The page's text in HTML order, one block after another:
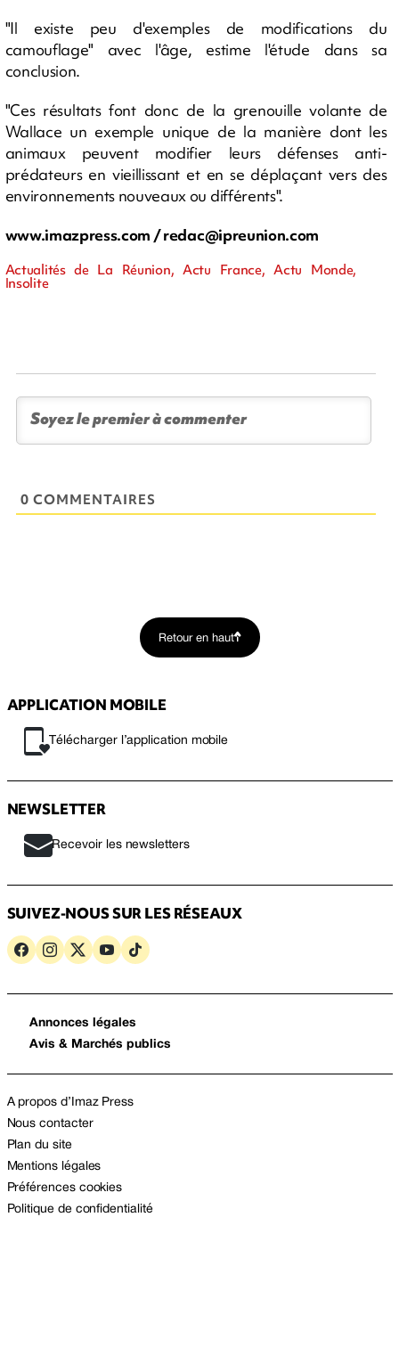
"Il existe peu d'exemples de modifications du
camouflage" avec l'âge, estime l'étude dans sa
conclusion.
"Ces résultats font donc de la grenouille volante de
Wallace un exemple unique de la manière dont les
animaux peuvent modifier leurs défenses anti-
prédateurs en vieillissant et en se déplaçant vers des
environnements nouveaux ou différents".
www.imazpress.com /redac@ipreunion.com
Actualités de La Réunion, Actu France, Actu Monde,
Insolite
0 COMMENTAIRES
Retour en haut
APPLICATION MOBILE
Télécharger l’application mobile
NEWSLETTER
Recevoir les newsletters
SUIVEZ-NOUS SUR LES RÉSEAUX
Annonces légales
Avis & Marchés publics
A propos d’Imaz Press
Nous contacter
Plan du site
Mentions légales
Préférences cookies
Politique de confidentialité